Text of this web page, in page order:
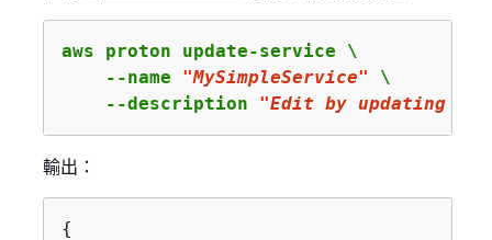
aws proton update-service \
    --name
"MySimpleService" \
    --description
"Edit by updating
輸出：
{